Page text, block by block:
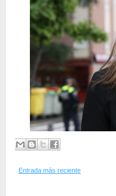
Entrada más reciente